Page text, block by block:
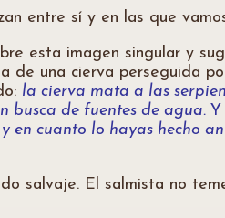
entre sí y en las que
esta imagen singular y
de una cierva perseguida
la cierva mata a las
busca de fuentes de agua. Y
en cuanto lo hayas hecho
salvaje. El salmista no